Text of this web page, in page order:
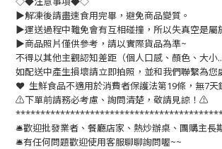
▶️解凍後請盡速食用完畢，避免商品變質。
▶️運送過程中難免會有互相碰撞，所以失真空是屬
▶️商品照片僅供參考，請以實際貨品為準~
不得以其他主觀認知差距（個人口感、顏色、大小
如配送中產生損壞請立即拍照，並和我們聯繫為您
❤️ 生鮮食品不適用於消費者保護法第19條，無7
⚠️下單前請務必考慮、詢問清楚，敬請見諒！⚠️
🛎歡迎批發業者、餐廳店家、熱炒辦桌、團購主長
🛎有任何問題歡迎使用客服聊聊詢問喔~~